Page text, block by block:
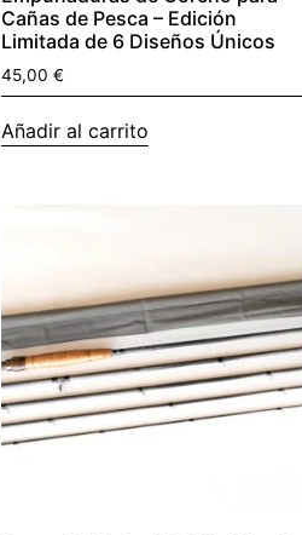
Cañas de Pesca – Edición
Limitada de 6 Diseños Únicos
45,00 €
Añadir al carrito